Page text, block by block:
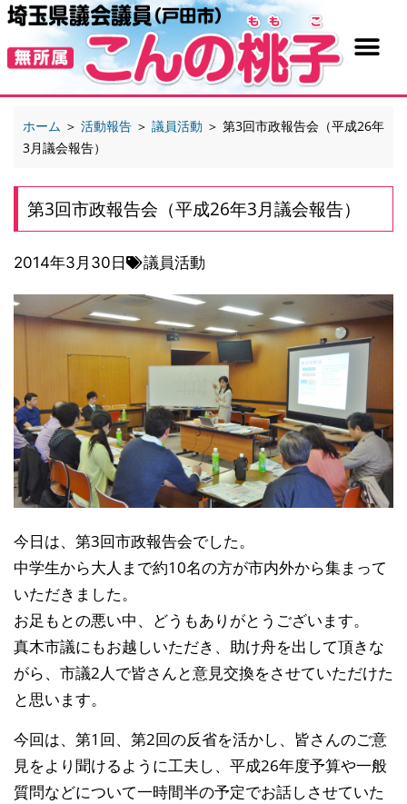
ホーム ＞ 活動報告 ＞ 議員活動 ＞ 第3回市政報告会（平成26年
3月議会報告）
第3回市政報告会（平成26年3月議会報告）
2014年3月30日 議員活動
今日は、第3回市政報告会でした。
中学生から大人まで約10名の方が市内外から集まって
いただきました。
お足もとの悪い中、どうもありがとうございます。
真木市議にもお越しいただき、助け舟を出して頂きな
がら、市議2人で皆さんと意見交換をさせていただけた
と思います。
今回は、第1回、第2回の反省を活かし、皆さんのご意
見をより聞けるように工夫し、平成26年度予算や一般
質問などについて一時間半の予定でお話しさせていた